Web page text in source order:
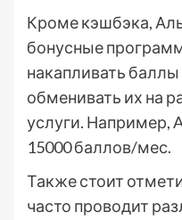
Кроме кэшбэка,
бонусные
накапливать баллы
обменивать их на
услуги. Например,
15000 баллов/мес.
Также стоит
часто проводит